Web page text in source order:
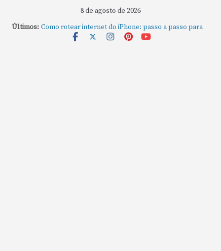
8 de agosto de 2026
Últimos: Como rotear internet do iPhone: passo a passo para
compartilhar a conexão